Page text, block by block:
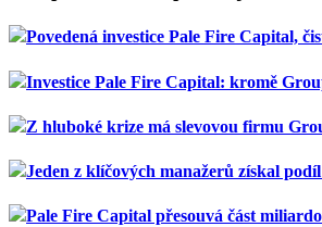
Povedená investice Pale Fire Capital,
Investice Pale Fire Capital: kromě
Z hluboké krize má slevovou firmu
Jeden z klíčových manažerů získal
Pale Fire Capital přesouvá část